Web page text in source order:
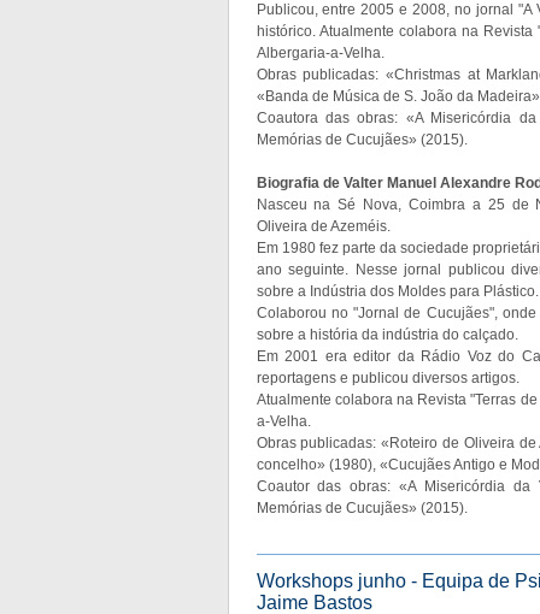
Publicou, entre 2005 e 2008, no jornal
histórico. Atualmente colabora na
Albergaria-a-Velha.
Obras publicadas: «Christmas at
«Banda de Música de S. João da
Coautora das obras: «A Misericórdia
Memórias de Cucujães» (2015).
Biografia de Valter Manuel Alexandre
Nasceu na Sé Nova, Coimbra a 25 de
Oliveira de Azeméis.
Em 1980 fez parte da sociedade
ano seguinte. Nesse jornal publicou
sobre a Indústria dos Moldes para Plástico.
Colaborou no "Jornal de Cucujães",
sobre a história da indústria do calçado.
Em 2001 era editor da Rádio Voz do
reportagens e publicou diversos artigos.
Atualmente colabora na Revista "Terras
a-Velha.
Obras publicadas: «Roteiro de Oliveira
concelho» (1980), «Cucujães Antigo e
Coautor das obras: «A Misericórdia
Memórias de Cucujães» (2015).
Workshops junho - Equipa de
Jaime Bastos